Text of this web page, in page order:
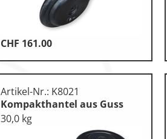
CHF 161.00
Artikel-Nr.: K8021
Kompakthantel aus Guss
30,0 kg